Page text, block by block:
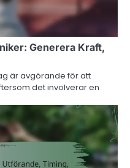
Generera Kraft,
är avgörande för att
det involverar en